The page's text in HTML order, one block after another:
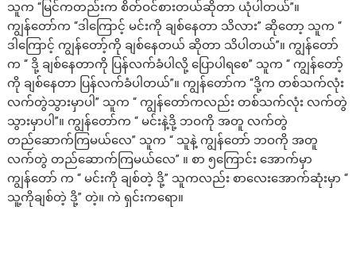
သူက “မြင်ကတည်းက စိတ်ဝင်စားတယ်ဆိုတာ ယုံပါတယ်”။
ကျွန်တော်က “ဒါကြောင့် မင်းကို ချစ်နေတာ သိလား” ဆိုတော့ သူက “
ဒါကြောင့် ကျွန်တော့်ကို ချစ်နေတယ် ဆိုတာ သိပါတယ်”။ ကျွန်တော်
က “ ဒို့ ချစ်နေတာကို ပြန်လက်ခံပါလို့ ပြောပါရစေ” သူက “ ကျွန်တော့်
ကို ချစ်နေတာ ပြန်လက်ခံပါတယ်”။ ကျွန်တော်က “ဒို့က တစ်သက်လုံး
လက်တွဲသွားမှာပါ” သူက “ ကျွန်တော်ကလည်း တစ်သက်လုံး လက်တွဲ
သွားမှာပါ”။ ကျွန်တော်က “ မင်းနဲ့ဒို့ ဘဝကို အတူ လက်တွဲ
တည်ဆောက်ကြမယ်လေ” သူက “ သူနဲ့ ကျွန်တော် ဘဝကို အတူ
လက်တွဲ တည်ဆောက်ကြမယ်လေ” ။ စာ ၅ကြောင်း အောက်မှာ
ကျွန်တော် က “ မင်းကို ချစ်တဲ့ ဒို့” သူကလည်း စာလေးအောက်ဆုံးမှာ “
သူ့ကိုချစ်တဲ့ ဒို့” တဲ့။ ကဲ ရှင်းကရော။